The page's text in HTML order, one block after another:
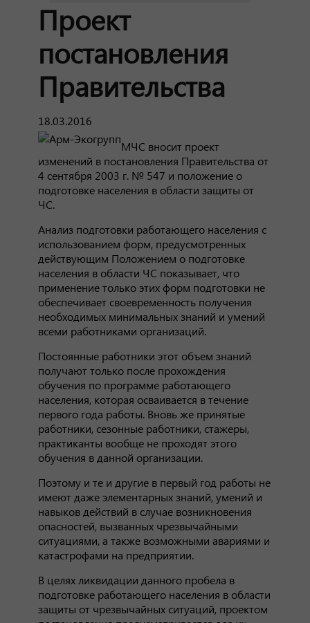
Проект
постановления
Правительства
18.03.2016
МЧС вносит проект
изменений в постановления Правительства от
4 сентября 2003 г. № 547 и положение о
подготовке населения в области защиты от
ЧС.
Анализ подготовки работающего населения с
использованием форм, предусмотренных
действующим Положением о подготовке
населения в области ЧС показывает, что
применение только этих форм подготовки не
обеспечивает своевременность получения
необходимых минимальных знаний и умений
всеми работниками организаций.
Постоянные работники этот объем знаний
получают только после прохождения
обучения по программе работающего
населения, которая осваивается в течение
первого года работы. Вновь же принятые
работники, сезонные работники, стажеры,
практиканты вообще не проходят этого
обучения в данной организации.
Поэтому и те и другие в первый год работы не
имеют даже элементарных знаний, умений и
навыков действий в случае возникновения
опасностей, вызванных чрезвычайными
ситуациями, а также возможными авариями и
катастрофами на предприятии.
В целях ликвидации данного пробела в
подготовке работающего населения в области
защиты от чрезвычайных ситуаций, проектом